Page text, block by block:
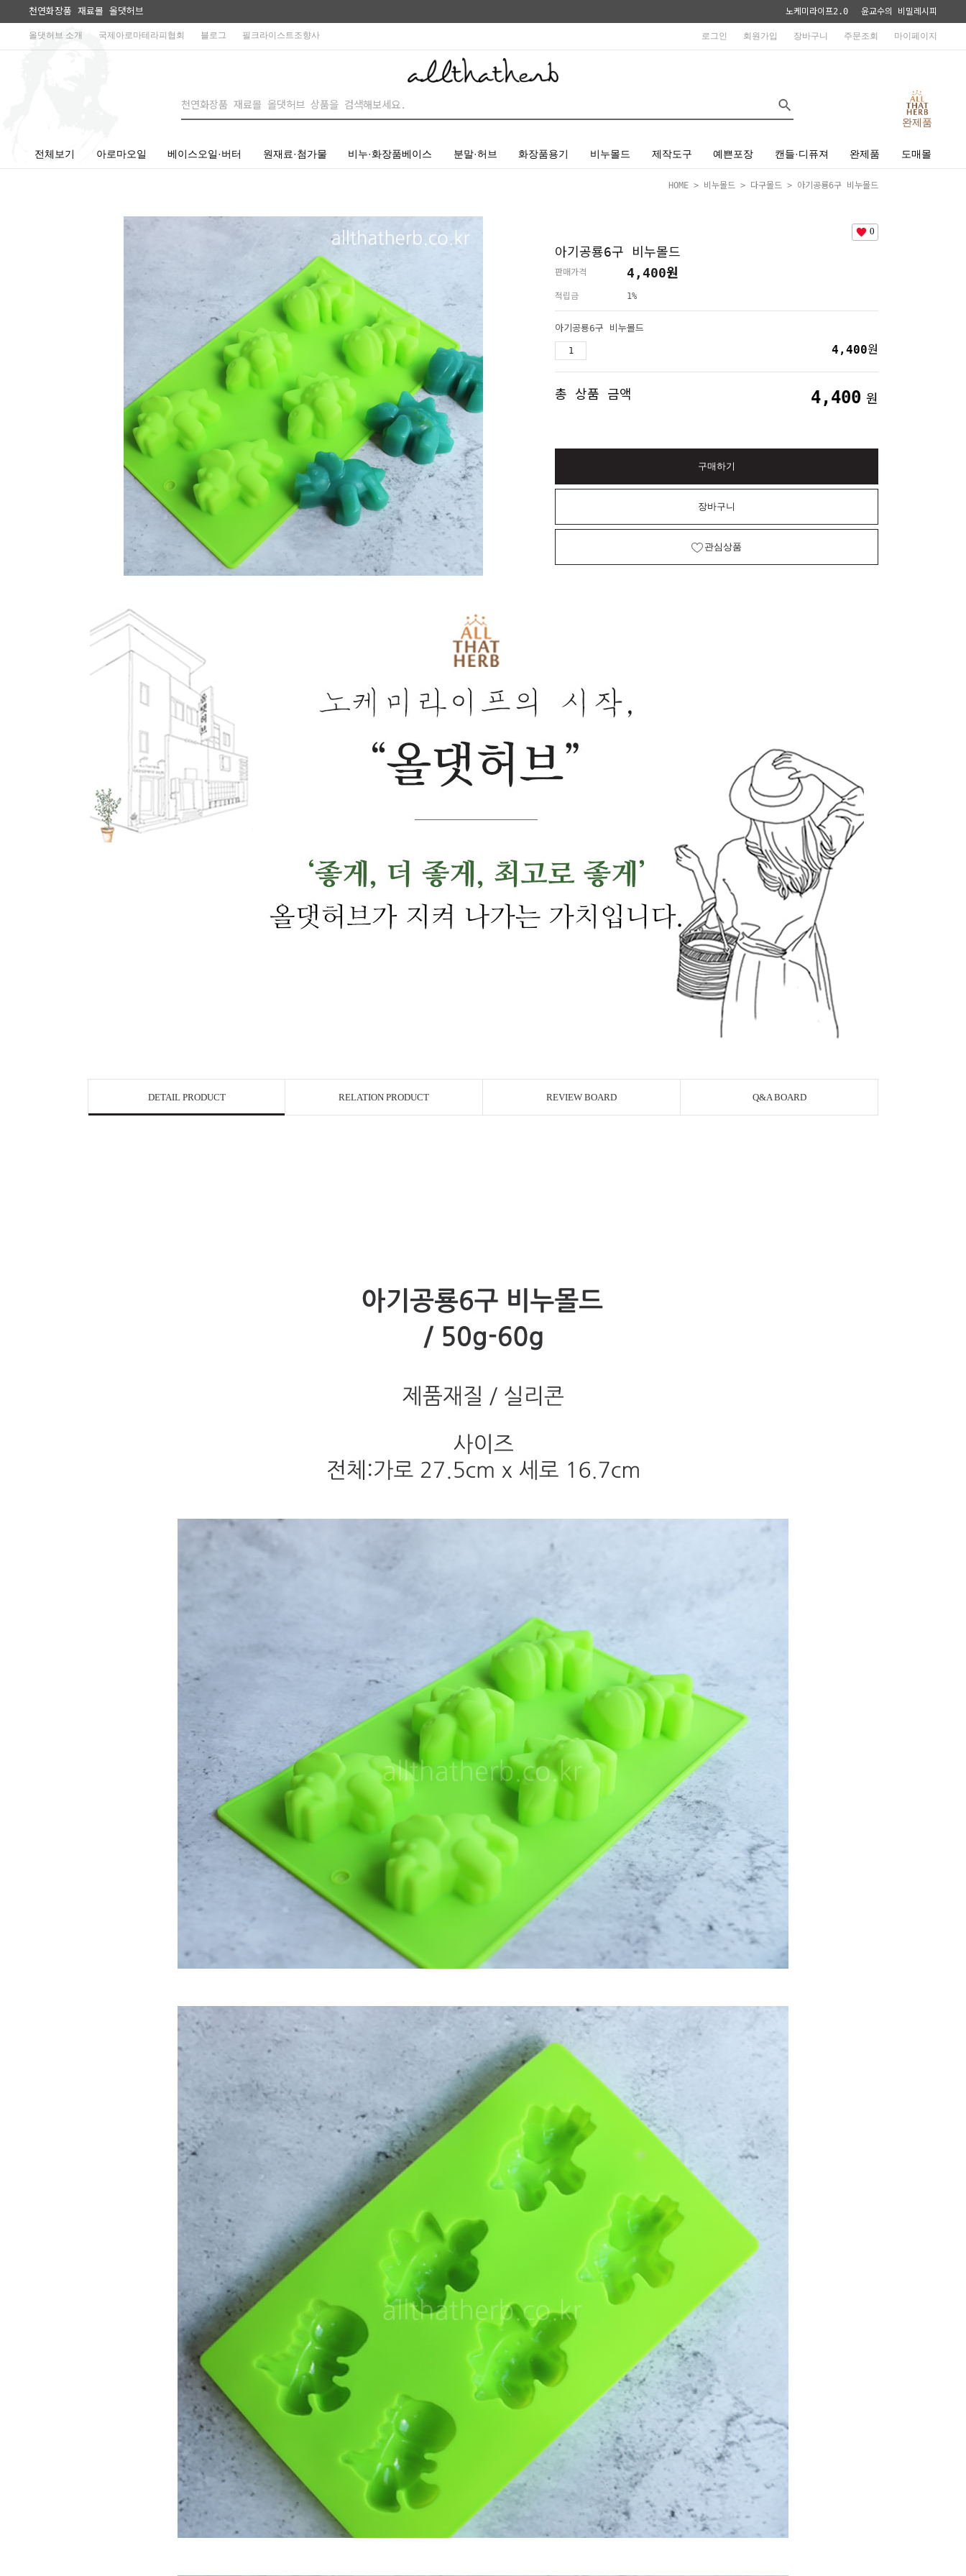
천연화장품 재료몰 올댓허브 노케미라이프2.0 윤교수의 비밀레시피
올댓허브 소개 국제아로마테라피협회 블로그 필크라이스트조향사 로그인 회원가입 장바구니 주문조회 마이페이지
완제품
전체보기 아로마오일 베이스오일·버터 원재료·첨가물 비누·화장품베이스 분말·허브 화장품용기 비누몰드 제작도구 예쁜포장 캔들·디퓨져 완제품 도매몰
HOME > 비누몰드 > 다구몰드 > 아기공룡6구 비누몰드
0
아기공룡6구 비누몰드
판매가격 4,400원
적립금 1%
아기공룡6구 비누몰드
4,400원
총 상품 금액 4,400 원
구매하기
장바구니
관심상품
DETAIL PRODUCT RELATION PRODUCT REVIEW BOARD Q&A BOARD